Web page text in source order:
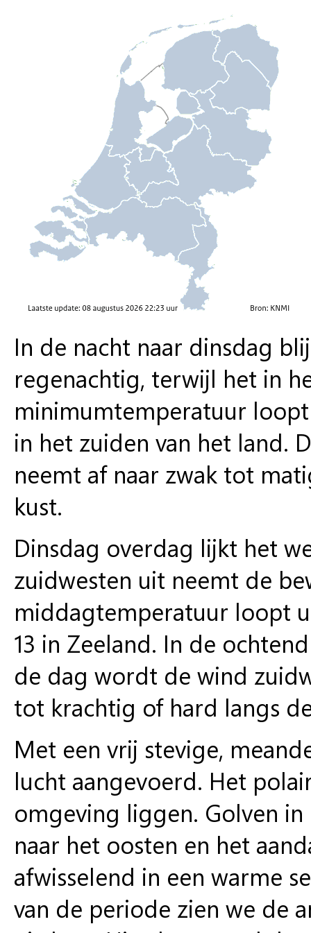
In de nacht naar dinsdag
regenachtig, terwijl het in
minimumtemperatuur
in het zuiden van het land.
neemt af naar zwak tot
kust.
Dinsdag overdag lijkt het
zuidwesten uit neemt de
middagtemperatuur loopt
13 in Zeeland. In de
de dag wordt de wind
tot krachtig of hard langs
Met een vrij stevige,
lucht aangevoerd. Het
omgeving liggen. Golven
naar het oosten en het
afwisselend in een warme
van de periode zien we de